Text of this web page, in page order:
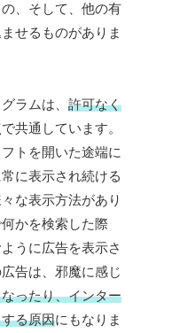
、そして、他の有
せるものがありま
ラムは、 許可なく
共通しています。
トを開いた途端に
に表示され続ける
な表示方法があり
かを検索した際
うに広告を表示さ
告は、邪魔に感じ
ったり、インター
る原因にもなりま